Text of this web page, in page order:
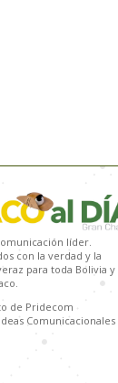
líder.
con la verdad y la
para toda Bolivia y
de Pridecom
Comunicacionales